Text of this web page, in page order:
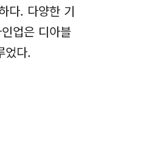
다. 다양한 기
업은 디아블
었다.